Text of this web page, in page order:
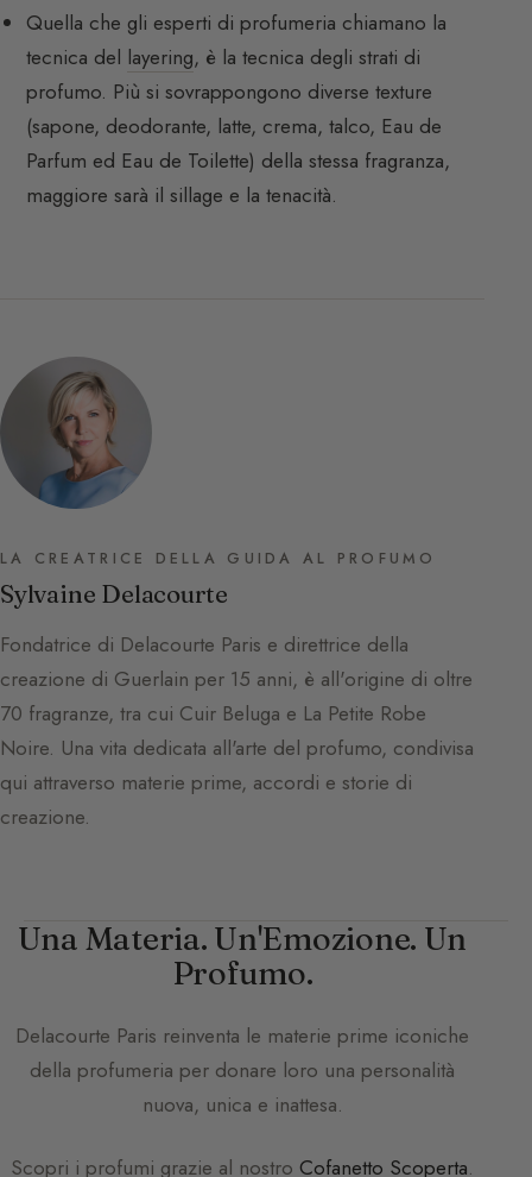
Quella che gli esperti di profumeria chiamano la
tecnica del layering, è la tecnica degli strati di
profumo. Più si sovrappongono diverse texture
(sapone, deodorante, latte, crema, talco, Eau de
Parfum ed Eau de Toilette) della stessa fragranza,
maggiore sarà il sillage e la tenacità.
LA CREATRICE DELLA GUIDA AL PROFUMO
Sylvaine Delacourte
Fondatrice di Delacourte Paris e direttrice della
creazione di Guerlain per 15 anni, è all'origine di oltre
70 fragranze, tra cui Cuir Beluga e La Petite Robe
Noire. Una vita dedicata all'arte del profumo, condivisa
qui attraverso materie prime, accordi e storie di
creazione.
Una Materia. Un'Emozione. Un
Profumo.
Delacourte Paris reinventa le materie prime iconiche
della profumeria per donare loro una personalità
nuova, unica e inattesa.
Scopri i profumi grazie al nostro Cofanetto Scoperta.